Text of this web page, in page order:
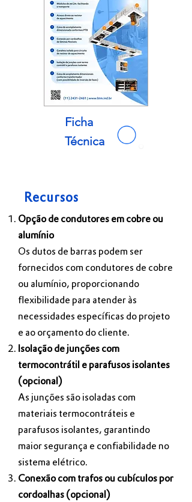
Ficha
Técnica
Recursos
Opção de condutores em cobre ou
alumínio
Os dutos de barras podem ser
fornecidos com condutores de cobre
ou alumínio, proporcionando
flexibilidade para atender às
necessidades específicas do projeto
e ao orçamento do cliente.
Isolação de junções com
termocontrátil e parafusos isolantes
(opcional)
As junções são isoladas com
materiais termocontráteis e
parafusos isolantes, garantindo
maior segurança e confiabilidade no
sistema elétrico.
Conexão com trafos ou cubículos por
cordoalhas (opcional)